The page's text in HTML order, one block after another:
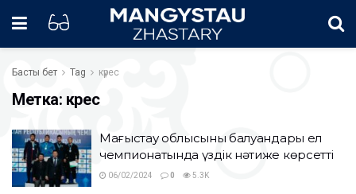
Басты бет Tag күрес
Метка: күрес
Маңғыстау облысының балуандары ел
чемпионатында үздік нәтиже көрсетті
06/02/2024 0 5.3K